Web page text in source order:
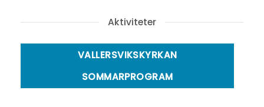
Aktiviteter
VALLERSVIKSKYRKAN
SOMMARPROGRAM